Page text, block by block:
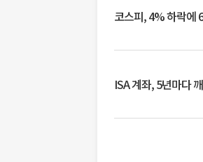
코스피, 4% 하락에
ISA 계좌, 5년마다